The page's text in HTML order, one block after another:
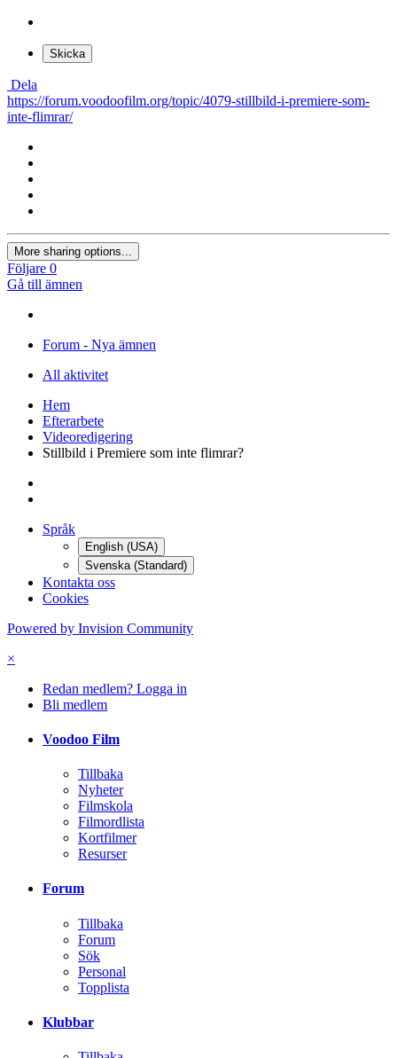
Skicka
Dela
https://forum.voodoofilm.org/topic/4079-stillbild-i-premiere-som-
inte-flimrar/
More sharing options...
Följare 0
Gå till ämnen
Forum - Nya ämnen
All aktivitet
Hem
Efterarbete
Videoredigering
Stillbild i Premiere som inte flimrar?
Språk
English (USA)
Svenska (Standard)
Kontakta oss
Cookies
Powered by Invision Community
×
Redan medlem? Logga in
Bli medlem
Voodoo Film
Tillbaka
Nyheter
Filmskola
Filmordlista
Kortfilmer
Resurser
Forum
Tillbaka
Forum
Sök
Personal
Topplista
Klubbar